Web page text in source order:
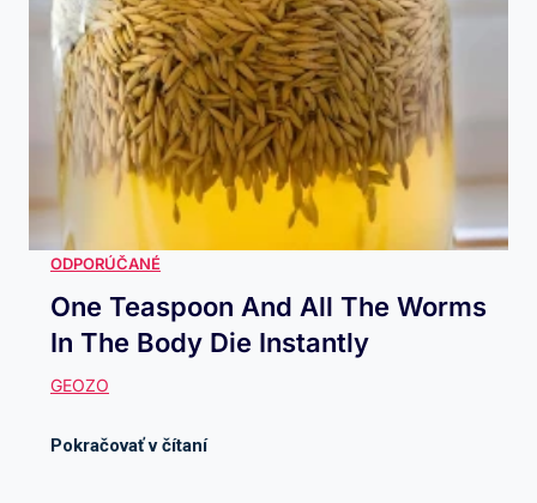
One Teaspoon And All The Worms
In The Body Die Instantly